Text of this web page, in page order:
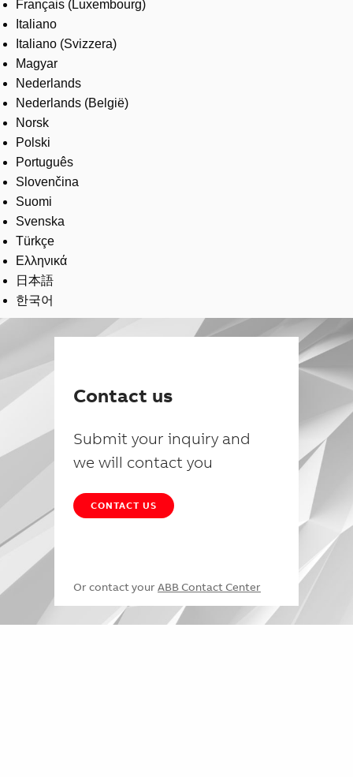
Français (Luxembourg)
Italiano
Italiano (Svizzera)
Magyar
Nederlands
Nederlands (België)
Norsk
Polski
Português
Slovenčina
Suomi
Svenska
Türkçe
Ελληνικά
日本語
한국어
Contact us
Submit your inquiry and
we will contact you
CONTACT US
Or contact your ABB Contact Center